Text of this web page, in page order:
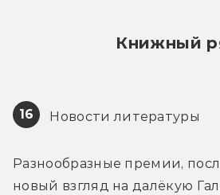
Книжный
16 Новости литературы
Разнообразные премии,
новый взгляд на далёкую